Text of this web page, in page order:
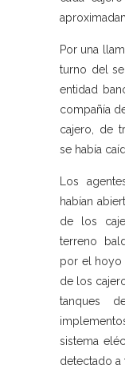
Por una
turno del
entidad
compañía
cajero, de
se había
Los
habían
de los
terreno
por el hoyo
de los
tanques
sistema
detectado